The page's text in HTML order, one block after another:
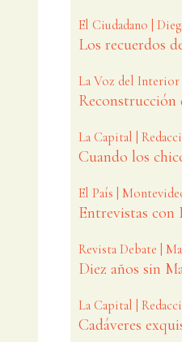
El Ciudadano |
Los recuerdos
La Voz del Interior
Reconstrucción
La Capital |
Cuando los
El País |
Entrevistas con
Revista Debate |
Diez años sin
La Capital |
Cadáveres